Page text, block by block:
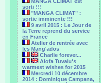
sorti !!!
"MANGA CLIMAT" :
sortie imminente !!!
9 avril 2015 : Le Jour de
la Terre reprend du service
en France
Atelier de rentrée avec
les Mang'ados
Charlie forever...
Alofa Tuvalu's
warmest wishes for 2015
Mercredi 10 décembre
2014 : Dominique Campana,